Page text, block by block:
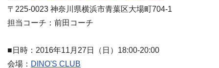
〒225-0023 神奈川県横浜市青葉区大場町704-1
担当コーチ：前田コーチ
■日時：2016年11月27日（日）18:00-20:00
会場： DINO'S CLUB